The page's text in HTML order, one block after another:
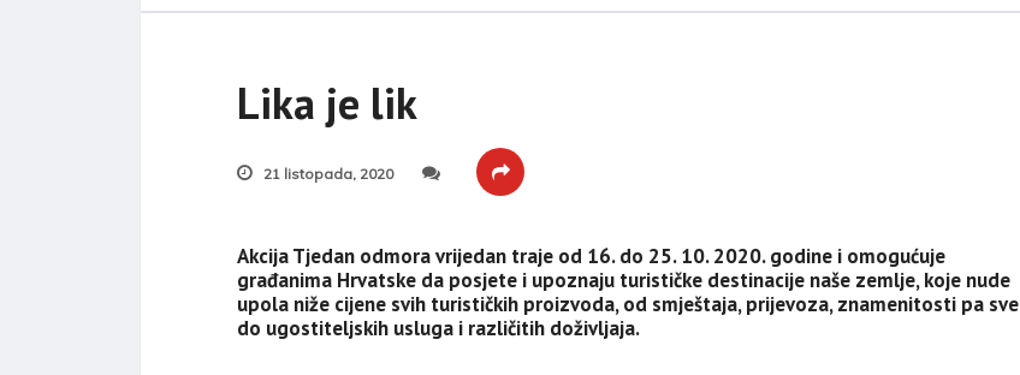
Lika je lik
21 listopada, 2020
Akcija Tjedan odmora vrijedan traje od 16. do 25. 10. 2020. godine i omogućuje
građanima Hrvatske da posjete i upoznaju turističke destinacije naše zemlje, koje nude
upola niže cijene svih turističkih proizvoda, od smještaja, prijevoza, znamenitosti pa sve
do ugostiteljskih usluga i različitih doživljaja.